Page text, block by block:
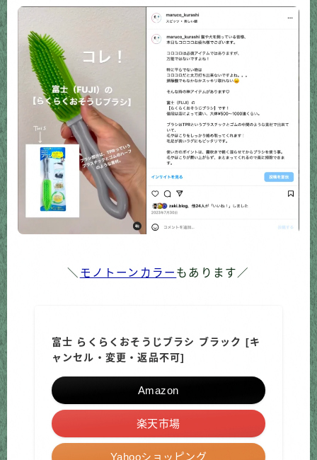
＼ モノトーンカラー もあります／
富士 らくらくおそうじブラシ ブラック [キ
ャンセル・変更・返品不可]
Amazon
楽天市場
Yahooショッピング